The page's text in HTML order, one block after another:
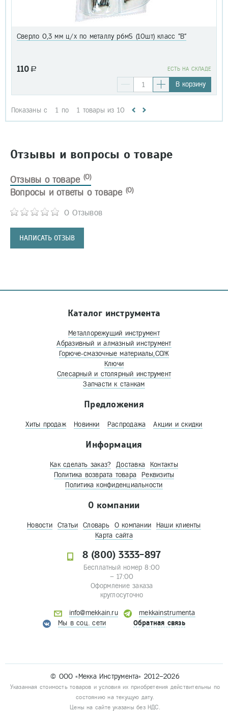
Сверло 0,3 мм ц/х по металлу р6м5 (10шт) класс "В"
110 a EСТЬ НА СКЛАДЕ
В корзину
Показаны с 1 по 1 товары из 10
Отзывы и вопросы о товаре
Отзывы о товаре (0)
0 Отзывов
НАПИСАТЬ ОТЗЫВ
Вопросы и ответы о товаре (0)
Каталог инструмента
Металлорежущий инструмент
Абразивный и алмазный инструмент
Горюче-смазочные материалы,СОЖ
Ключи
Слесарный и столярный инструмент
Запчасти к станкам
Предложения
Хиты продаж Новинки Распродажа Акции и скидки
Информация
Как сделать заказ? Доставка
Контакты
Политика возврата товара
Реквизиты
Политика конфиденциальности
О компании
Новости Статьи Словарь О компании
Наши клиенты
Карта сайта
8 (800) 3333-897
Бесплатный номер 8:00
– 17:00
Оформление заказа
круглосуточно
info@mekkain.ru
mekkainstrumenta
Мы в соц. сети
Обратная связь
© ООО «Мекка Инструмента» 2012–2026
Указанная стоимость товаров и условия их приобретения действительны по
состоянию на текущую дату.
Цены на сайте указаны без НДС.